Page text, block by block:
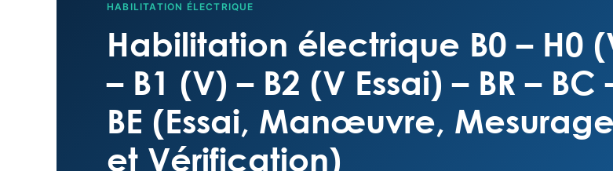
HABILITATION ÉLECTRIQUE
Habilitation électrique B0 – H0
– B1 (V) – B2 (V Essai) – BR – BC
BE (Essai, Manœuvre, Mesurage
et Vérification)